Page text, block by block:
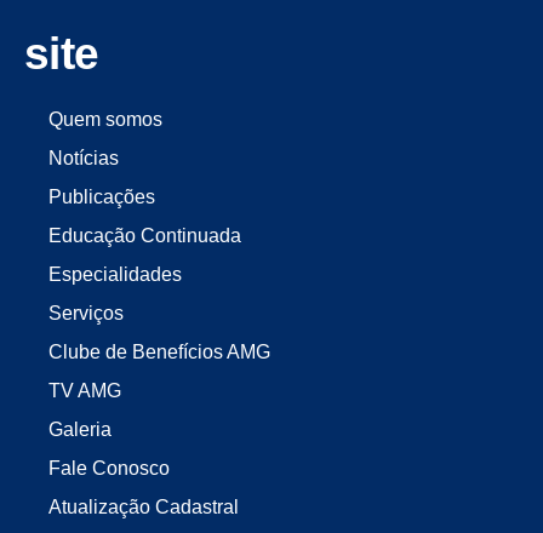
site
Quem somos
Notícias
Publicações
Educação Continuada
Especialidades
Serviços
Clube de Benefícios AMG
TV AMG
Galeria
Fale Conosco
Atualização Cadastral